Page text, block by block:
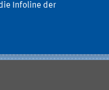
Infoline der